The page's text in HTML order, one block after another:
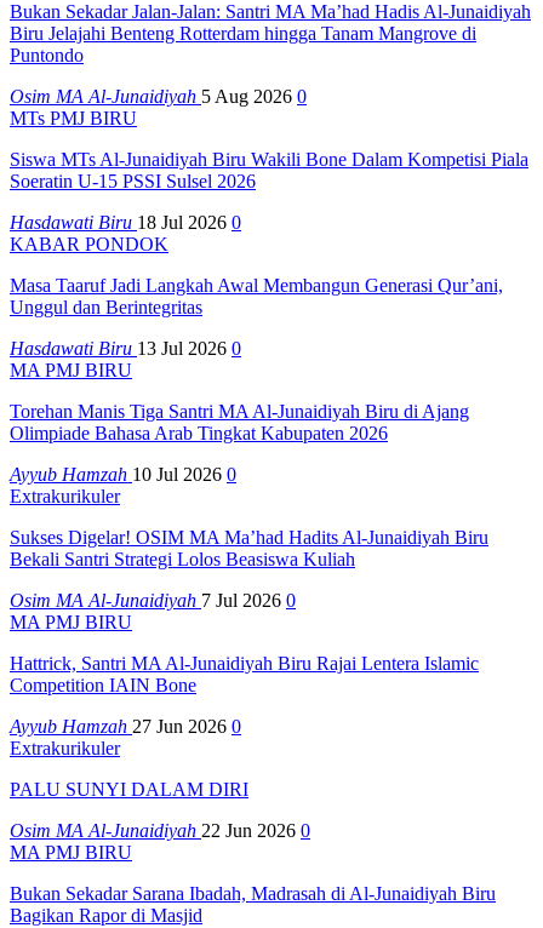
Bukan Sekadar Jalan-Jalan: Santri MA Ma’had Hadis Al-Junaidiyah
Biru Jelajahi Benteng Rotterdam hingga Tanam Mangrove di
Puntondo
Osim MA Al-Junaidiyah 5 Aug 2026 0
MTs PMJ BIRU
Siswa MTs Al-Junaidiyah Biru Wakili Bone Dalam Kompetisi Piala
Soeratin U-15 PSSI Sulsel 2026
Hasdawati Biru 18 Jul 2026 0
KABAR PONDOK
Masa Taaruf Jadi Langkah Awal Membangun Generasi Qur’ani,
Unggul dan Berintegritas
Hasdawati Biru 13 Jul 2026 0
MA PMJ BIRU
Torehan Manis Tiga Santri MA Al-Junaidiyah Biru di Ajang
Olimpiade Bahasa Arab Tingkat Kabupaten 2026
Ayyub Hamzah 10 Jul 2026 0
Extrakurikuler
Sukses Digelar! OSIM MA Ma’had Hadits Al-Junaidiyah Biru
Bekali Santri Strategi Lolos Beasiswa Kuliah
Osim MA Al-Junaidiyah 7 Jul 2026 0
MA PMJ BIRU
Hattrick, Santri MA Al-Junaidiyah Biru Rajai Lentera Islamic
Competition IAIN Bone
Ayyub Hamzah 27 Jun 2026 0
Extrakurikuler
PALU SUNYI DALAM DIRI
Osim MA Al-Junaidiyah 22 Jun 2026 0
MA PMJ BIRU
Bukan Sekadar Sarana Ibadah, Madrasah di Al-Junaidiyah Biru
Bagikan Rapor di Masjid